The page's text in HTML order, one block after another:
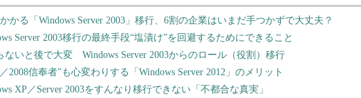
かる「Windows Server 2003」移行、6割の企業はいまだ手つかずで大丈夫？
Server 2003移行の最終手段“塩漬け”を回避するためにできること
ないと後で大変 Windows Server 2003からのロール（役割）移行
2008信奉者”も心変わりする「Windows Server 2012」のメリット
XP／Server 2003をすんなり移行できない「不都合な真実」